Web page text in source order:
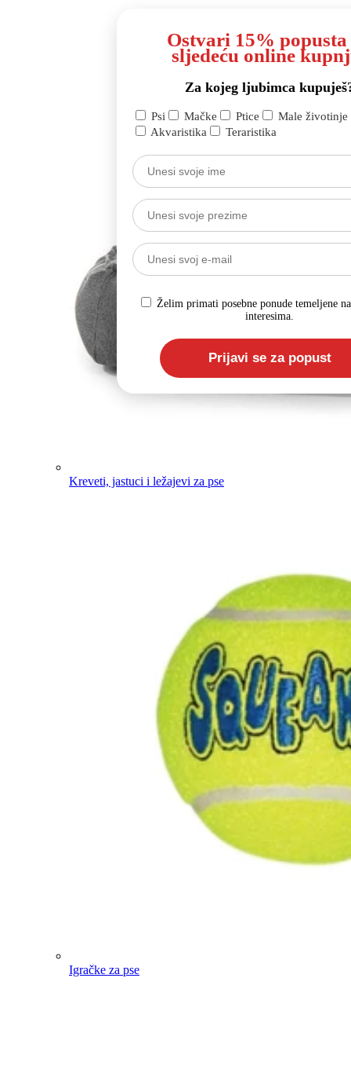
Kreveti, jastuci i ležajevi za pse
Igračke za pse
Ostvari 15% popusta
sljedeću online
Za kojeg ljubimca
Psi Mačke Ptice
Male životinje
Akvaristika
Teraristika
Želim primati posebne ponude temeljene
interesima.